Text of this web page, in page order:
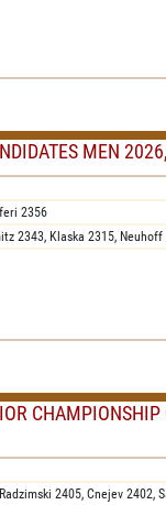
MEN
2356
2343, Klaska 2315, Neuhoff
Radzimski 2405, Cnejev 2402,